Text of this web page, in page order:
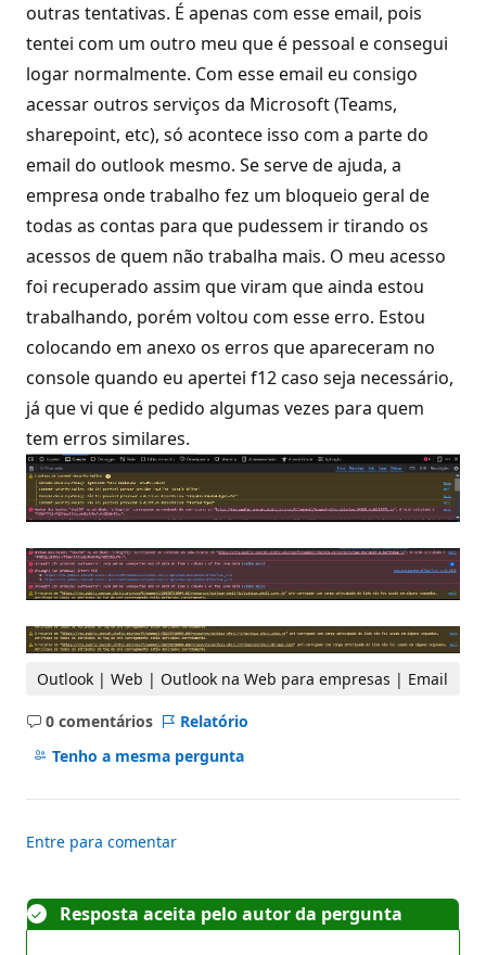
outras tentativas. É apenas com esse email, pois
tentei com um outro meu que é pessoal e consegui
logar normalmente. Com esse email eu consigo
acessar outros serviços da Microsoft (Teams,
sharepoint, etc), só acontece isso com a parte do
email do outlook mesmo. Se serve de ajuda, a
empresa onde trabalho fez um bloqueio geral de
todas as contas para que pudessem ir tirando os
acessos de quem não trabalha mais. O meu acesso
foi recuperado assim que viram que ainda estou
trabalhando, porém voltou com esse erro. Estou
colocando em anexo os erros que apareceram no
console quando eu apertei f12 caso seja necessário,
já que vi que é pedido algumas vezes para quem
tem erros similares.
Outlook | Web | Outlook na Web para empresas | Email
0 comentários
Sem
comentários
Relatório
Tenho a mesma pergunta
Entre para comentar
Resposta aceita pelo autor da pergunta